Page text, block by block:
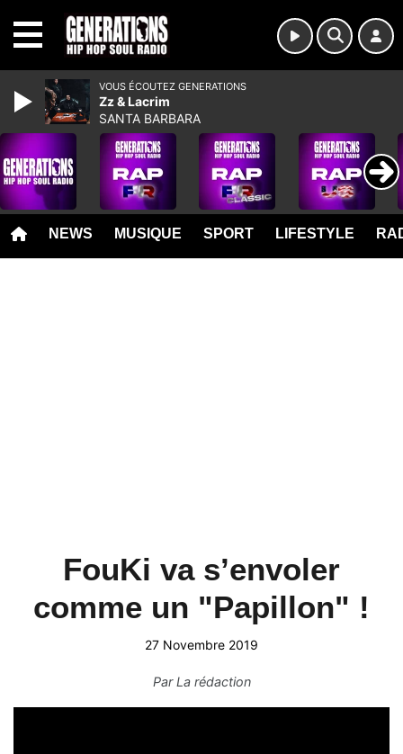
NEWS MUSIQUE SPORT LIFESTYLE
FouKi va s’envoler
comme un "Papillon" !
27 Novembre 2019
ParLa rédaction
VOUS ÉCOUTEZ GENERATIONS
Zz & Lacrim
SANTA BARBARA